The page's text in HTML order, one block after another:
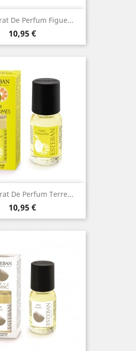
De Perfum Figue...
Preu
10,95 €
De Perfum Terre...
Preu
10,95 €